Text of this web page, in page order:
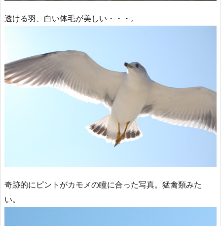
透ける羽、白い体毛が美しい・・・。
奇跡的にピントがカモメの瞳に合った写真。猛禽類みた
い。